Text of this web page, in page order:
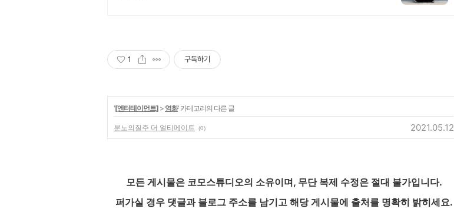
1 구독하기
'[엔터테이먼트] > 영화' 카테고리의 다른 글
분노의질주 더 얼티메이트 (0) 2021.05.12
모든 게시물은 코모스튜디오의 소유이며, 무단 복제 수정은 절대 불가입니다.
퍼가실 경우 댓글과 블로그 주소를 남기고 해당 게시물에 출처를 명확히 밝히세요.